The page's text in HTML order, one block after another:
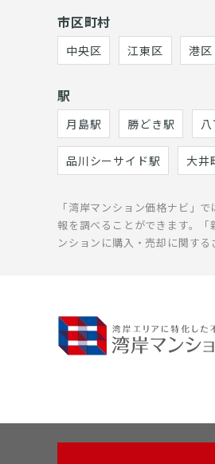
市区町村
中央区 江東区 港区
駅
月島駅 勝どき駅
品川シーサイド駅 大井
「湾岸マンション価格ナビ」
報を調べることができます。
ンションに購入・売却に関する